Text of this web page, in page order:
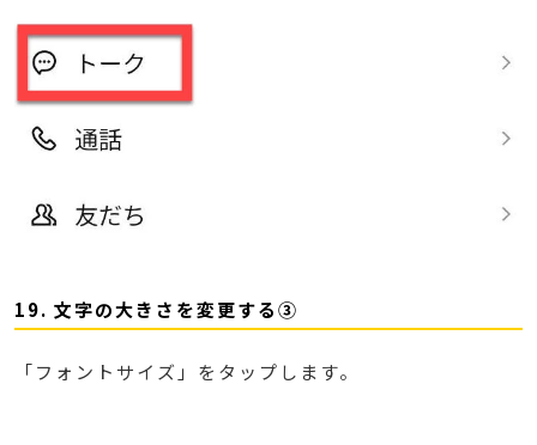
19. 文字の大きさを変更する③
「フォントサイズ」をタップします。